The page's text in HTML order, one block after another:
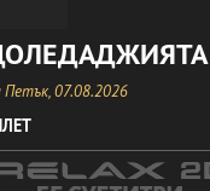
Петък, 07.08.2026